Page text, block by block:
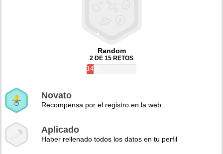
Random
2 DE 15 RETOS
14%
Novato
Recompensa por el registro en la web
Aplicado
Haber rellenado todos los datos en tu perfil